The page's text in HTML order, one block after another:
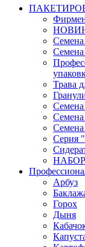
Семена
Семена
Трава
Семена
Семена
Серия
Арбуз
Горох
Дыня